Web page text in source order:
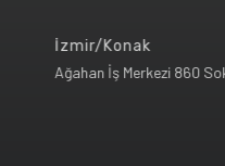
İzmir/Konak
Ağahan İş Merkezi 860